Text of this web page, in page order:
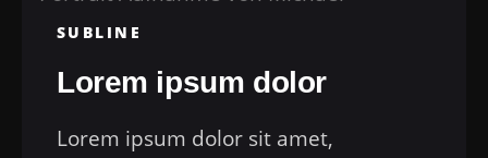
SUBLINE
Lorem ipsum dolor
Lorem ipsum dolor sit amet,